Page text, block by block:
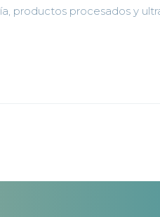
productos procesados y